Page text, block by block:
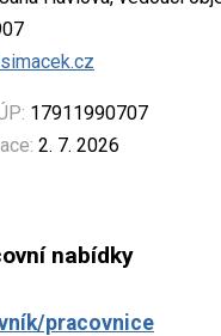
17911990707
2. 7. 2026
nabídky
pracovnice